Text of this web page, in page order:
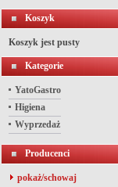
Koszyk
Koszyk jest pusty
Kategorie
YatoGastro
Higiena
Wyprzedaż
Producenci
pokaż/schowaj